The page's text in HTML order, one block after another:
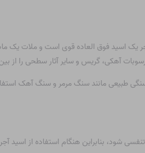
یک اسید فوق العاده قوی است و ملات یک
آهکی، گریس و سایر آثار سطحی را از
طبیعی مانند سنگ مرمر و سنگ آهک
بنابراین هنگام استفاده از اسید آجر